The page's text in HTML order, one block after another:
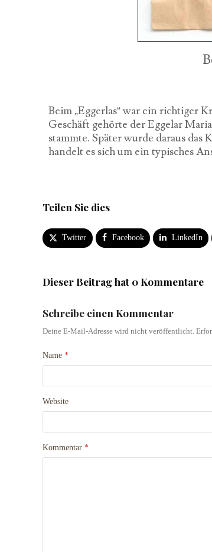
Beim „Eggerlas“ war ein richtiger
Geschäft gehörte der Eggelar
stammte. Später wurde daraus das
handelt es sich um ein typisches
Teilen Sie dies
Twitter Facebook LinkedIn
Dieser Beitrag hat 0 Kommentare
Schreibe einen Kommentar
Deine E-Mail-Adresse wird nicht veröffentlicht.
Name *
Website
Kommentar *